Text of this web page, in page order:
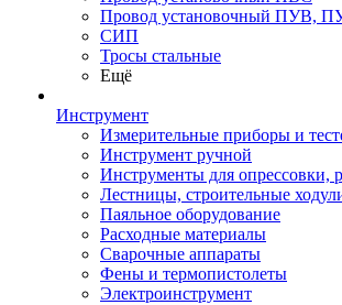
Провод установочный ПУВ,
СИП
Тросы стальные
Ещё
Инструмент
Измерительные приборы и
Инструмент ручной
Инструменты для опрессовки,
Лестницы, строительные
Паяльное оборудование
Расходные материалы
Сварочные аппараты
Фены и термопистолеты
Электроинструмент